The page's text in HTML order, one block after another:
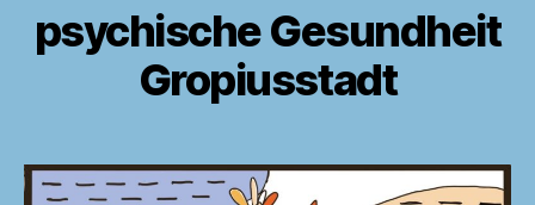
psychische Gesundheit
Gropiusstadt